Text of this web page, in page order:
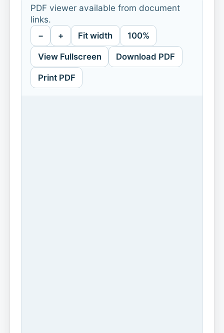
PDF viewer available from document
links.
− + Fit width 100%
View Fullscreen Download PDF
Print PDF